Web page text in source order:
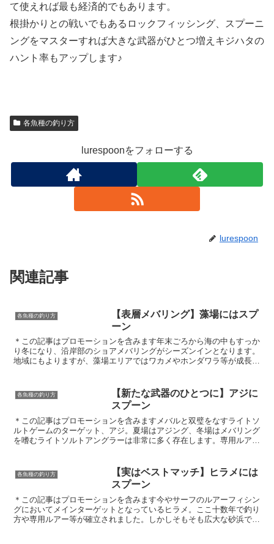
て使えれば最も経済的でもあります。
根掛かりとの戦いでもあるロックフィッシング、スプーニ
ングをマスターすれば大きな武器がひとつ増えキジハタの
ハント率もアップします♪
各魚種の釣り方
lurespoonをフォローする
lurespoon
関連記事
各魚種の釣り方
【表層メバリング】藻場にはスプ
ーン
＊この記事はプロモーションを含みます年末ごろから海の中もすっか
り冬になり、沿岸部のショアメバリングがシーズンインとなります。
地域にもよりますが、藻場エリアではワカメやホンダワラ等が成長し
各魚種の釣り方
【新たな武器のひとつに】アジに
スプーン
＊この記事はプロモーションを含みますメバルと双璧をなすライトソ
ルトゲームのターゲット、アジ。夏場はアジング、冬場はメバリング
を嗜むライトソルトアングラーは非常に多く存在します。専用ルアー
各魚種の釣り方
【実はベストマッチ】ヒラメには
スプーン
＊この記事はプロモーションを含みます今やサーフのルアーフィシン
グにおいてメインターゲットとなっているヒラメ。ここ十数年で釣り
方や専用ルアー等が確立されました。しかしそもそも広大な砂浜でキ